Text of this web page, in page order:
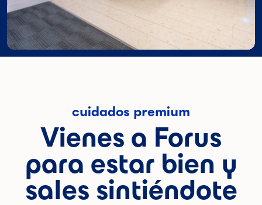
cuidados premium
Vienes a Forus
para estar bien y
sales sintiéndote